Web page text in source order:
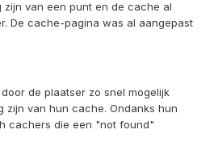
van een punt en de cache al
De cache-pagina was al aangepast
de plaatser zo snel mogelijk
zijn van hun cache. Ondanks hun
cachers die een "not found"